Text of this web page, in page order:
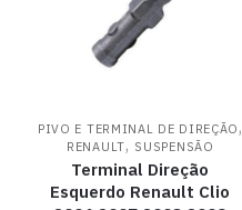
PIVO E TERMINAL DE DIREÇÃO,
RENAULT, SUSPENSÃO
Terminal Direção
Esquerdo Renault Clio